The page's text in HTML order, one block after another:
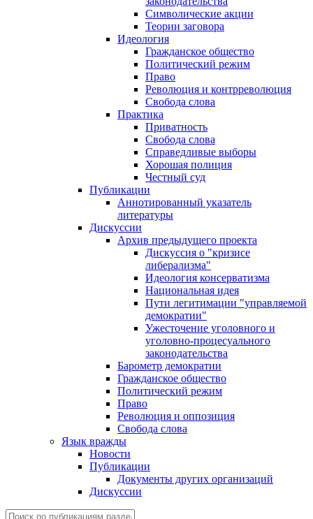
Символические акции
Теории заговора
Идеология
Гражданское общество
Политический режим
Право
Революция и контрреволюция
Свобода слова
Практика
Приватность
Свобода слова
Справедливые выборы
Хорошая полиция
Честный суд
Публикации
Аннотированный указатель
литературы
Дискуссии
Архив предыдущего проекта
Дискуссия о "кризисе
либерализма"
Идеология консерватизма
Национальная идея
Пути легитимации "управляемой
демократии"
Ужесточение уголовного и
уголовно-процесуального
законодательства
Барометр демократии
Гражданское общество
Политический режим
Право
Революция и оппозиция
Свобода слова
Язык вражды
Новости
Публикации
Документы других организаций
Дискуссии